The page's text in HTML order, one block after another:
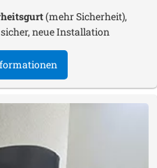
(mehr Sicherheit),
sicher, neue Installation